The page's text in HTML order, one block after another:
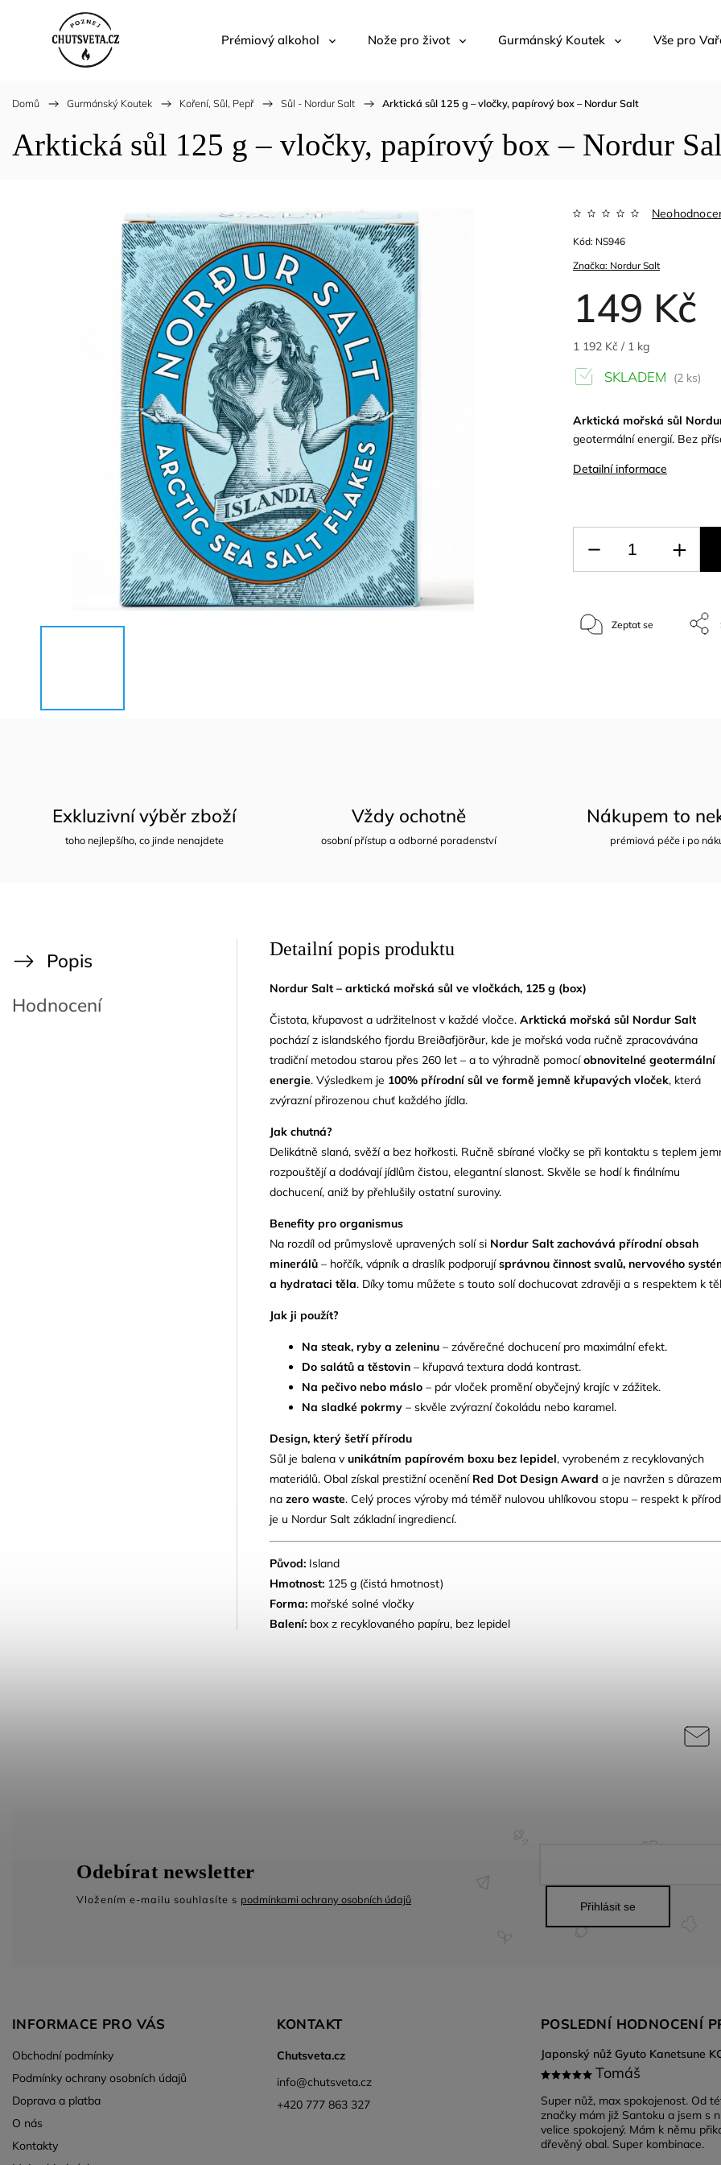
Prémiový alkohol Nože pro život Gurmánský Koutek Vše pro
Domů / Gurmánský Koutek / Koření, Sůl, Pepř / Sůl - Nordur Salt / Arktická sůl 125 g – vločky, papírový box – Nordur Salt
Arktická sůl 125 g – vločky, papírový box – Nordur
Značka: Nordur Salt
149 Kč
1 192 Kč / 1 kg
Kód: NS946
Arktická mořská sůl
geotermální energií. Bez
Detailní informace
SKLADEM (2 ks)
Zeptat se
Exkluzivní výběr zboží
toho nejlepšího, co jinde nenajdete
Vždy ochotně
osobní přístup a odborné poradenství
Nákupem to
prémiová péče i po
Popis
Hodnocení
Detailní popis produktu
Nordur Salt – arktická mořská sůl ve vločkách, 125 g (box)
Čistota, křupavost a udržitelnost v každé vločce. Arktická mořská sůl Nordur Salt
pochází z islandského fjordu Breiðafjörður, kde je mořská voda ručně zpracovávána
tradiční metodou starou přes 260 let – a to výhradně pomocíobnovitelné geotermální
energie. Výsledkem je 100% přírodní sůl ve formě jemně křupavých vloček, která
zvýrazní přirozenou chuť každého jídla.
Jak chutná?
Delikátně slaná, svěží a bez hořkosti. Ručně sbírané vločky se při kontaktu s teplem
rozpouštějí a dodávají jídlům čistou, elegantní slanost. Skvěle se hodí k finálnímu
dochucení, aniž by přehlušily ostatní suroviny.
Benefity pro organismus
Na rozdíl od průmyslově upravených solí si Nordur Salt zachovává přírodní obsah
minerálů – hořčík, vápník a draslík podporujísprávnou činnost svalů, nervového
a hydrataci těla. Díky tomu můžete s touto solí dochucovat zdravěji a s respektem k
Jak ji použít?
Na steak, ryby a zeleninu – závěrečné dochucení pro maximální efekt.
Do salátů a těstovin – křupavá textura dodá kontrast.
Na pečivo nebo máslo – pár vloček promění obyčejný krajíc v zážitek.
Na sladké pokrmy – skvěle zvýrazní čokoládu nebo karamel.
Design, který šetří přírodu
Sůl je balena v unikátním papírovém boxu bez lepidel, vyrobeném z recyklovaných
materiálů. Obal získal prestižní ocenění Red Dot Design Award a je navržen s důrazem
na zero waste. Celý proces výroby má téměř nulovou uhlíkovou stopu – respekt k
je u Nordur Salt základní ingrediencí.
Původ: Island
Hmotnost: 125 g (čistá hmotnost)
Forma: mořské solné vločky
Balení: box z recyklovaného papíru, bez lepidel
INFORMACE PRO VÁS
Obchodní podmínky
Podmínky ochrany osobních údajů
Doprava a platba
O nás
Kontakty
KONTAKT
Chutsveta.cz
info@chutsveta.cz
+420 777 863 327
POSLEDNÍ HODNOCENÍ
Tomáš
Super nůž, max spokojenost. Od
značky mám již Santoku a jsem s
velice spokojený. Mám k němu
dřevěný obal. Super kombinace.
Odebírat newsletter
Vložením e-mailu souhlasíte s podmínkami ochrany osobních údajů
Přihlásit se